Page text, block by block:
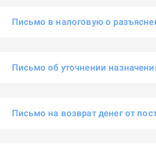
Письмо в налоговую о
Письмо об уточнении
Письмо на возврат денег от